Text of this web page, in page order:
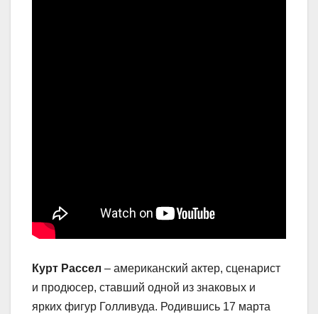
Курт Рассел – американский актер, сценарист
и продюсер, ставший одной из знаковых и
ярких фигур Голливуда. Родившись 17 марта